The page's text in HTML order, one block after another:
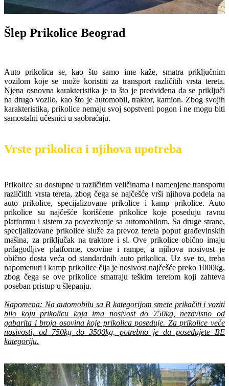
Šlep Prikolice Beograd
Auto prikolica se, kao što samo ime kaže, smatra priključnim
vozilom koje se može koristiti za transport različitih vrsta tereta.
Njena osnovna karakteristika je ta što je predviđena da se priključi
na drugo vozilo, kao što je automobil, traktor, kamion. Zbog svojih
karakteristika, prikolice nemaju svoj sopstveni pogon i ne mogu biti
samostalni učesnici u saobraćaju.
Vrste prikolica i njihova upotreba
Prikolice su dostupne u različitim veličinama i namenjene transportu
različitih vrsta tereta, zbog čega se najčešće vrši njihova podela na
auto prikolice, specijalizovane prikolice i kamp prikolice. Auto
prikolice su najčešće korišćene prikolice koje poseduju ravnu
platformu i sistem za povezivanje sa automobilom. Sa druge strane,
specijalizovane prikolice služe za prevoz tereta poput građevinskih
mašina, za priključak na traktore i sl. Ove prikolice obično imaju
prilagodljive platforme, osovine i rampe, a njihova nosivost je
obično dosta veća od standardnih auto prikolica. Uz sve to, treba
napomenuti i kamp prikolice čija je nosivost najčešće preko 1000kg,
zbog čega se ove prikolice smatraju teškim teretom koji zahteva
poseban pristup u šlepanju.
Napomena: Na automobilu sa B kategorijom smete prikačiti i voziti
bilo koju prikolicu koja ima nosivost do 750kg, nezavisno od
gabarita i broja osovina koje prikolica poseduje. Za prikolice veće
nosivosti, od 750kg do 3500kg, potrebno je da posedujete BE
kategoriju.